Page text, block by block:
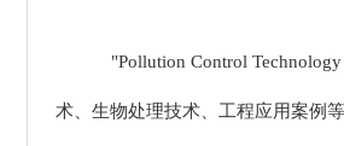
"Pollution Control
术、生物处理技术、工程应用案例